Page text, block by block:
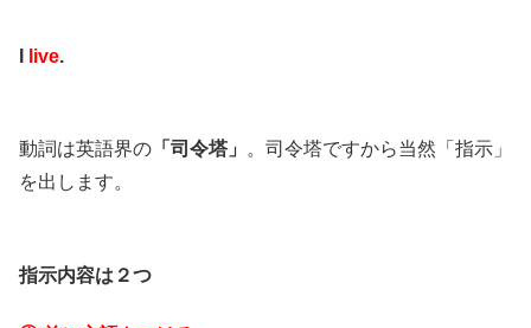
live.
動詞は英語界の 「司令塔」
。司令塔ですから当然「指示」
を出します。
指示内容は２つ